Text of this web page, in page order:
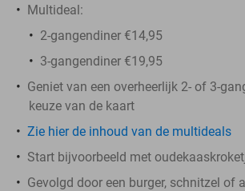
Multideal:
2-gangendiner €14,95
3-gangendiner €19,95
Geniet van een overheerlijk 2- of 3-
keuze van de kaart
Zie hier de inhoud van de multideals
Start bijvoorbeeld met
Gevolgd door een burger, schnitzel of